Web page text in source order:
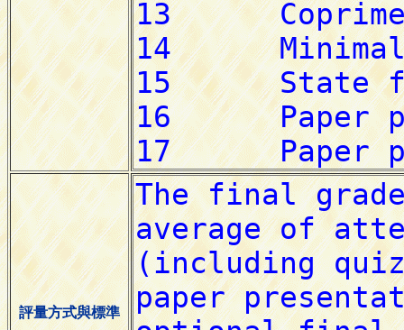
評量方式與標準